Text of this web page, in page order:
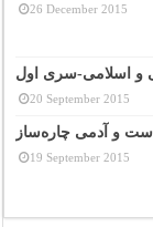
26 December 2015
و اسلامی-سری اول
20 September 2015
و آدمی چاره‌ساز
19 September 2015